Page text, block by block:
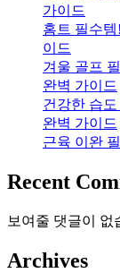
가이드
홈트 필수
이드
겨울 골프
완벽 가이드
건강한 습
완벽 가이드
근육 이완
Recent
보여줄 댓글이 없
Archives